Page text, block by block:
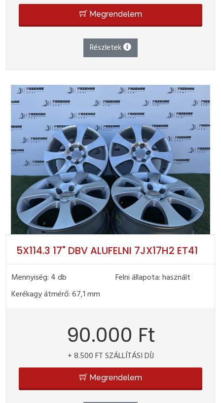
Megrendelem
Részletek
5X114.3 17" DBV ALUFELNI 7JX17H2 ET41
Mennyiség: 4 db
Felni állapota: használt
Kerékagy átmérő: 67,1 mm
90.000 Ft
+ 8.500 FT SZÁLLÍTÁSI DÍJ
Megrendelem